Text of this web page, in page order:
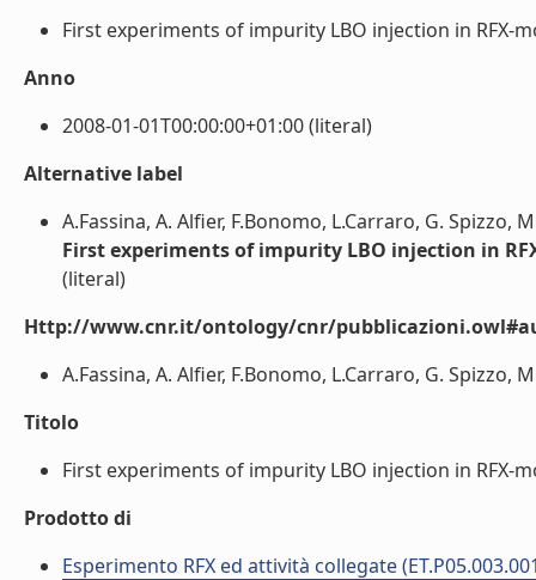
First experiments of impurity LBO injection in RFX-
Anno
2008-01-01T00:00:00+01:00 (literal)
Alternative label
A.Fassina, A. Alfier, F.Bonomo, L.Carraro, G. Spizzo,
First experiments of impurity LBO injection in
(literal)
Http://www.cnr.it/ontology/cnr/
A.Fassina, A. Alfier, F.Bonomo, L.Carraro, G. Spizzo,
Titolo
First experiments of impurity LBO injection in RFX-
Prodotto di
Esperimento RFX ed attività collegate